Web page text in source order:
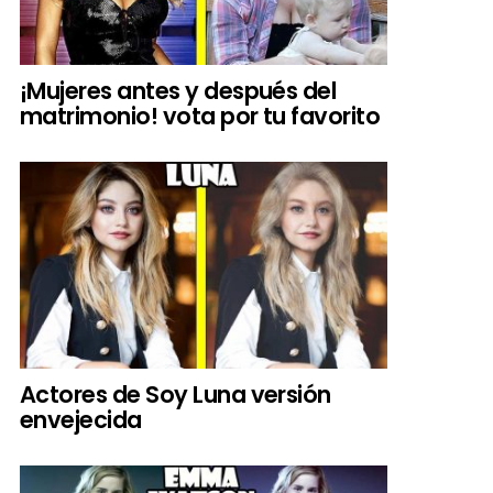
¡Mujeres antes y después del
matrimonio! vota por tu favorito
Actores de Soy Luna versión
envejecida